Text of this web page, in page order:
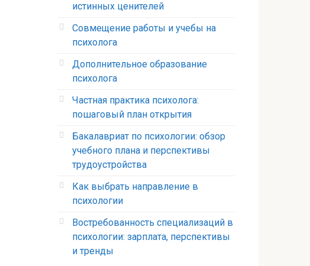
истинных ценителей
Совмещение работы и учебы на
психолога
Дополнительное образование
психолога
Частная практика психолога:
пошаговый план открытия
Бакалавриат по психологии: обзор
учебного плана и перспективы
трудоустройства
Как выбрать направление в
психологии
Востребованность специализаций в
психологии: зарплата, перспективы
и тренды